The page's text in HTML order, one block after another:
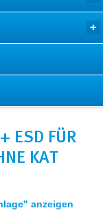
ESD FÜR
KAT
anzeigen